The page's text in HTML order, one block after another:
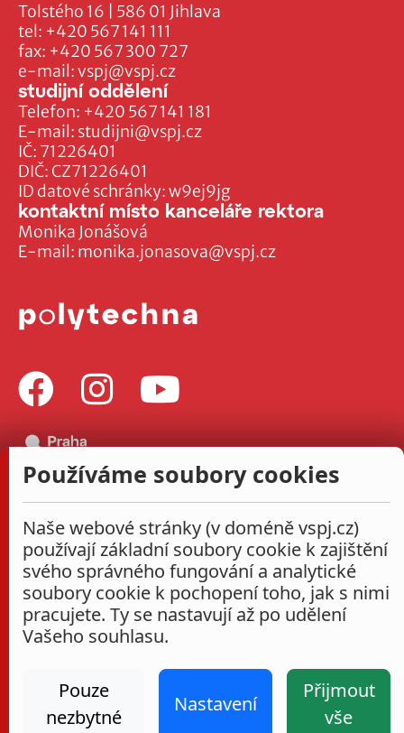
Tolstého 16 | 586 01 Jihlava
tel: +420 567 141 111
fax: +420 567 300 727
e-mail:vspj@vspj.cz
IČ: 71226401
DIČ: CZ71226401
ID datové schránky: w9ej9jg
studijní oddělení
Telefon: +420 567 141 181
E-mail: studijni@vspj.cz
kontaktní místo kanceláře rektora
Monika Jonášová
E-mail: monika.jonasova@vspj.cz
Nastavení cookies
Používáme soubory cookies
Naše webové stránky (v doméně vspj.cz)
používají základní soubory cookie k zajištění
svého správného fungování a analytické
soubory cookie k pochopení toho, jak s nimi
pracujete. Ty se nastavují až po udělení
Vašeho souhlasu.
Pouze
nezbytné
Nastavení
Přijmout
vše